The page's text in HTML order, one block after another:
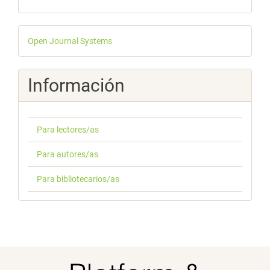
Desarrollado
por
Open Journal Systems
Información
Para lectores/as
Para autores/as
Para bibliotecarios/as